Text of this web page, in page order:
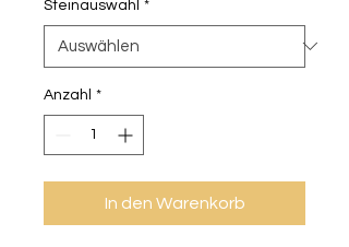
Steinauswahl *
Anzahl *
In den Warenkorb